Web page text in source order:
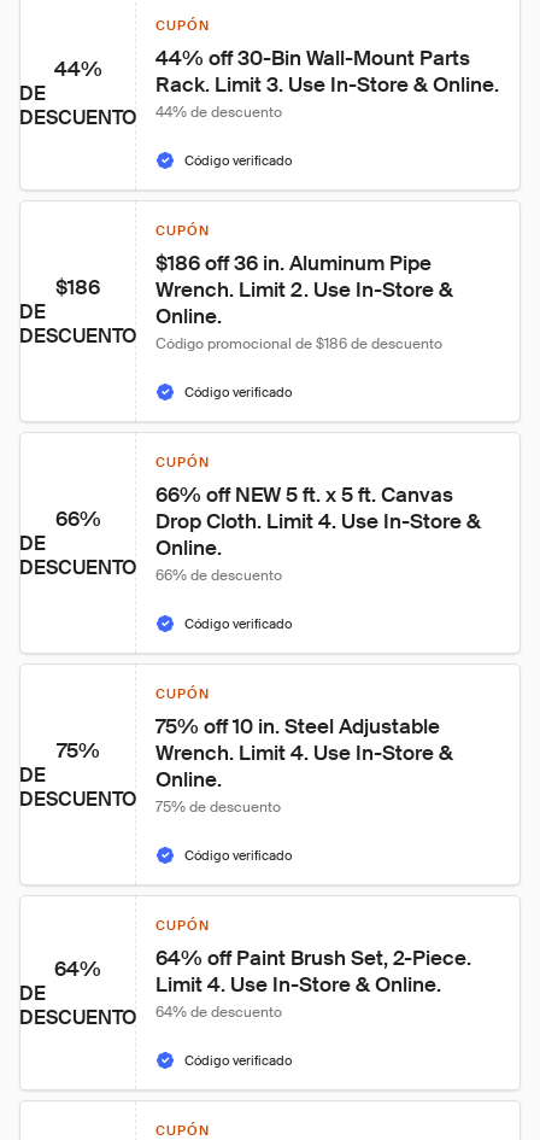
44%
DE
DESCUENTO
CUPÓN
44% off 30-Bin Wall-Mount Parts
Rack. Limit 3. Use In-Store & Online.
44% de descuento
Código verificado
$186
DE
DESCUENTO
CUPÓN
$186 off 36 in. Aluminum Pipe
Wrench. Limit 2. Use In-Store &
Online.
Código promocional de $186 de descuento
Código verificado
66%
DE
DESCUENTO
CUPÓN
66% off NEW 5 ft. x 5 ft. Canvas
Drop Cloth. Limit 4. Use In-Store &
Online.
66% de descuento
Código verificado
75%
DE
DESCUENTO
CUPÓN
75% off 10 in. Steel Adjustable
Wrench. Limit 4. Use In-Store &
Online.
75% de descuento
Código verificado
64%
DE
DESCUENTO
CUPÓN
64% off Paint Brush Set, 2-Piece.
Limit 4. Use In-Store & Online.
64% de descuento
Código verificado
CUPÓN